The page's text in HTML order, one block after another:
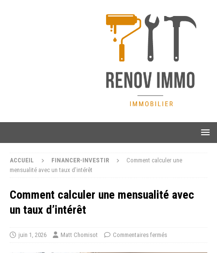
ACCUEIL FINANCER-INVESTIR
Comment calculer une
mensualité avec un taux d’intérêt
Comment calculer une mensualité avec
un taux d’intérêt
juin 1, 2026 Matt Chomisot Commentaires fermés